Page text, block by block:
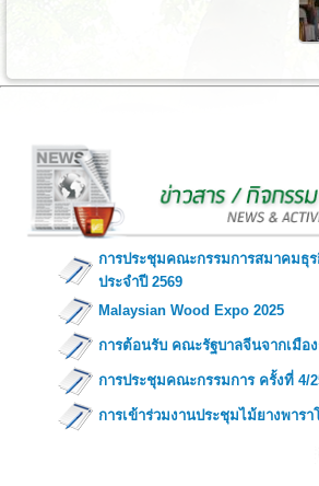
การประชุมคณะกรรมการสมาคมธุ
ประจำปี 2569
Malaysian Wood Expo 2025
การต้อนรับ คณะรัฐบาลจีนจากเมือ
การประชุมคณะกรรมการ ครั้งที่ 4/
การเข้าร่วมงานประชุมไม้ยางพาร